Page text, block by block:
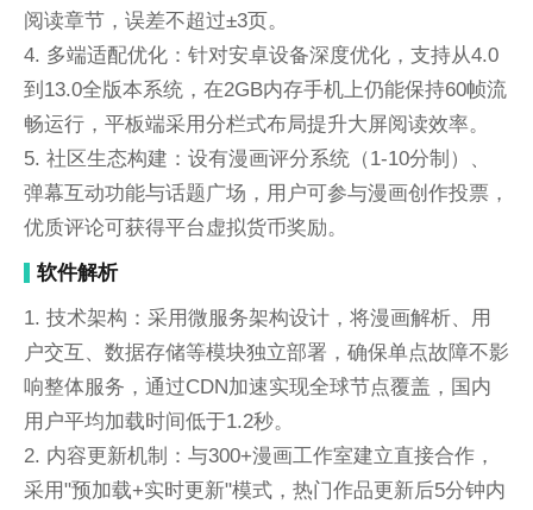
阅读章节，误差不超过±3页。
4. 多端适配优化：针对安卓设备深度优化，支持从4.0
到13.0全版本系统，在2GB内存手机上仍能保持60帧流
畅运行，平板端采用分栏式布局提升大屏阅读效率。
5. 社区生态构建：设有漫画评分系统（1-10分制）、
弹幕互动功能与话题广场，用户可参与漫画创作投票，
优质评论可获得平台虚拟货币奖励。
软件解析
1. 技术架构：采用微服务架构设计，将漫画解析、用
户交互、数据存储等模块独立部署，确保单点故障不影
响整体服务，通过CDN加速实现全球节点覆盖，国内
用户平均加载时间低于1.2秒。
2. 内容更新机制：与300+漫画工作室建立直接合作，
采用"预加载+实时更新"模式，热门作品更新后5分钟内